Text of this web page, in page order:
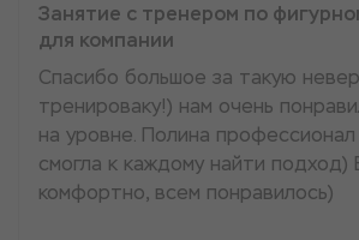
Занятие с тренером по
для компании
Спасибо большое за такую
тренироваку!) нам очень
на уровне. Полина
смогла к каждому найти подход)
комфортно, всем понравилось)